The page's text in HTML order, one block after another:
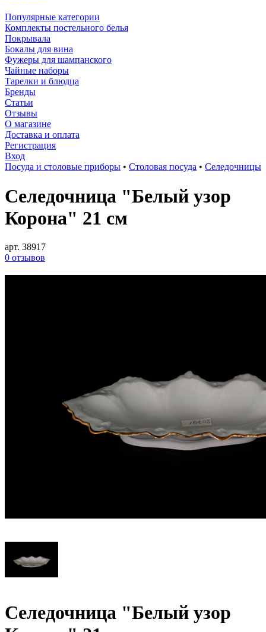
Популярные категории
Комплекты постельного белья
Покрывала
Бокалы для вина
Фужеры для шампанского
Чайные наборы
Тарелки и блюдца
Бренды
Статьи
Отзывы
О магазине
Доставка и оплата
Регистрация
Вход
Посуда и столовые приборы • Столовая посуда • Селедочницы
Селедочница "Белый узор
Корона" 21 см
арт. 38917
0 отзывов
Селедочница "Белый узор